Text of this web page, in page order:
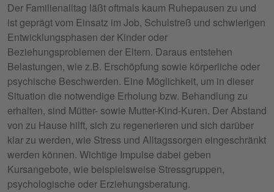
Der Familienalltag läßt oftmals kaum Ruhepausen zu und
ist geprägt vom Einsatz im Job, Schulstreß und schwierigen
Entwicklungsphasen der Kinder oder
Beziehungsproblemen der Eltern. Daraus entstehen
Belastungen, wie z.B. Erschöpfung sowie körperliche oder
psychische Beschwerden. Eine Möglichkeit, um in dieser
Situation die notwendige Erholung bzw. Behandlung zu
erhalten, sind Mütter- sowie Mutter-Kind-Kuren. Der Abstand
von zu Hause hilft, sich zu regenerieren und sich darüber
klar zu werden, wie Stress und Alltagssorgen eingeschränkt
werden können. Wichtige Impulse dabei geben
Kursangebote, wie beispielsweise Stressgruppen,
psychologische oder Erziehungsberatung.